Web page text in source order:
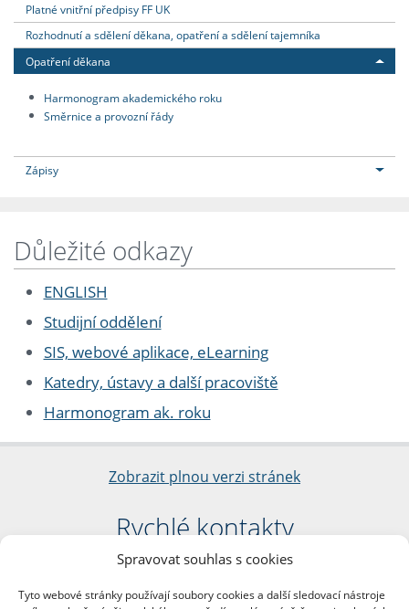
Spravovat souhlas s cookies
Tyto webové stránky používají soubory cookies a další sledovací nástroje
Platné vnitřní předpisy FF UK
Rozhodnutí a sdělení děkana, opatření a sdělení tajemníka
Opatření děkana
Harmonogram akademického roku
Směrnice a provozní řády
Zápisy
Důležité odkazy
ENGLISH
Studijní oddělení
SIS, webové aplikace, eLearning
Katedry, ústavy a další pracoviště
Harmonogram ak. roku
Zobrazit plnou verzi stránek
Rychlé kontakty
Filozofická fakulta
nám. Jana Palacha 1/2